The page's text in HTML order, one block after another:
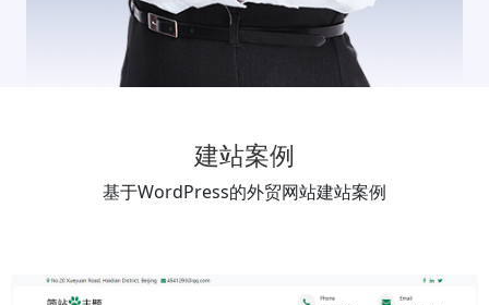
建站案例
基于WordPress的外贸网站建站案例